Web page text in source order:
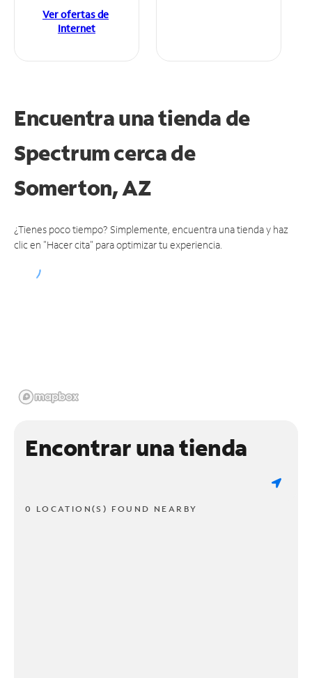
Ver ofertas de
Internet
Encuentra una tienda de
Spectrumcerca de
Somerton, AZ
¿Tienes poco tiempo? Simplemente, encuentra una tienda y haz
clic en "Hacer cita" para optimizar tu experiencia.
Encontrar una tienda
0 LOCATION(S) FOUND NEARBY